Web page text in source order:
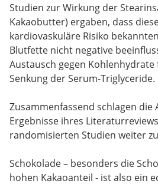
Studien zur Wirkung der
Kakaobutter) ergaben, dass
kardiovaskuläre Risiko
Blutfette nicht negative
Austausch gegen
Senkung der Serum-Triglyceride.
Zusammenfassend schlagen die
Ergebnisse ihres
randomisierten Studien weiter
Schokolade – besonders die
hohen Kakaoanteil - ist also ein